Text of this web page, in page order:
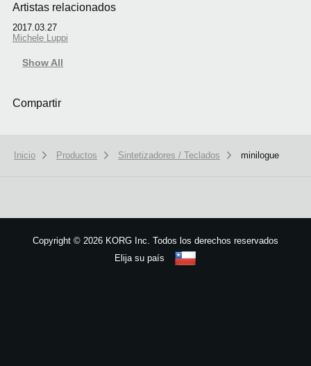
Artistas relacionados
2017.03.27
Michele Luppi
Show All
Compartir
Inicio Productos Sintetizadores / Teclados minilogue
Copyright © 2026 KORG Inc. Todos los derechos reservados
Elija su país
Got it